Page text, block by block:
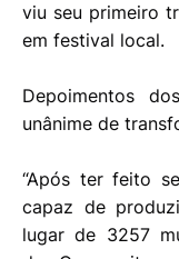
viu seu primeiro
em festival local.
Depoimentos
unânime de
“Após ter feito
capaz de
lugar de 3257